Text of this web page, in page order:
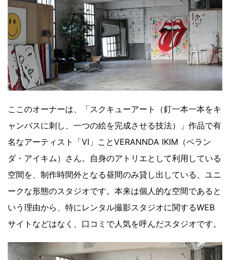
ここのオーナーは、「スクキューアート（釘一本一本をキ
ャンバスに刺し、一つの絵を完成させる技法）」作品で有
名なアーティスト「VI」ことVERANNDA IKIM（ベラン
ダ・アイキム）さん。自身のアトリエとして利用している
空間を、制作時間外となる昼間のみ貸し出している、ユニ
ークな形態のスタジオです。本来は個人的な空間であると
いう理由から、特にレンタル撮影スタジオに関するWEB
サイトなどはなく、口コミで人気を呼んだスタジオです。